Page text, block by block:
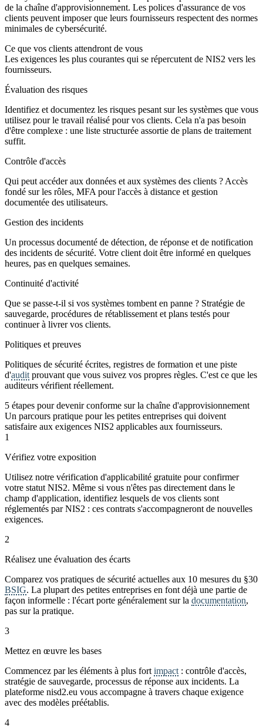
de la chaîne d'approvisionnement. Les polices d'assurance de vos
clients peuvent imposer que leurs fournisseurs respectent des normes
minimales de cybersécurité.
Ce que vos clients attendront de vous
Les exigences les plus courantes qui se répercutent de NIS2 vers les
fournisseurs.
Évaluation des risques
Identifiez et documentez les risques pesant sur les systèmes que vous
utilisez pour le travail réalisé pour vos clients. Cela n'a pas besoin
d'être complexe : une liste structurée assortie de plans de traitement
suffit.
Contrôle d'accès
Qui peut accéder aux données et aux systèmes des clients ? Accès
fondé sur les rôles, MFA pour l'accès à distance et gestion
documentée des utilisateurs.
Gestion des incidents
Un processus documenté de détection, de réponse et de notification
des incidents de sécurité. Votre client doit être informé en quelques
heures, pas en quelques semaines.
Continuité d'activité
Que se passe-t-il si vos systèmes tombent en panne ? Stratégie de
sauvegarde, procédures de rétablissement et plans testés pour
continuer à livrer vos clients.
Politiques et preuves
Politiques de sécurité écrites, registres de formation et une piste
d'audit prouvant que vous suivez vos propres règles. C'est ce que les
auditeurs vérifient réellement.
5 étapes pour devenir conforme sur la chaîne d'approvisionnement
Un parcours pratique pour les petites entreprises qui doivent
satisfaire aux exigences NIS2 applicables aux fournisseurs.
1
Vérifiez votre exposition
Utilisez notre vérification d'applicabilité gratuite pour confirmer
votre statut NIS2. Même si vous n'êtes pas directement dans le
champ d'application, identifiez lesquels de vos clients sont
réglementés par NIS2 : ces contrats s'accompagneront de nouvelles
exigences.
2
Réalisez une évaluation des écarts
Comparez vos pratiques de sécurité actuelles aux 10 mesures du §30
BSIG. La plupart des petites entreprises en font déjà une partie de
façon informelle : l'écart porte généralement sur la documentation,
pas sur la pratique.
3
Mettez en œuvre les bases
Commencez par les éléments à plus fort impact : contrôle d'accès,
stratégie de sauvegarde, processus de réponse aux incidents. La
plateforme nisd2.eu vous accompagne à travers chaque exigence
avec des modèles préétablis.
4